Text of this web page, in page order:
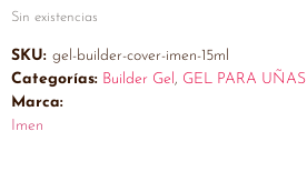
Sin existencias
SKU: gel-builder-cover-imen-15ml
Categorías: Builder Gel, GEL PARA UÑAS
Marca:
Imen